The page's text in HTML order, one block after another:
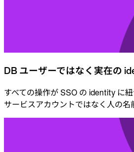
DB ユーザーではなく実在の
すべての操作が SSO の identity に
サービスアカウントではなく人の名